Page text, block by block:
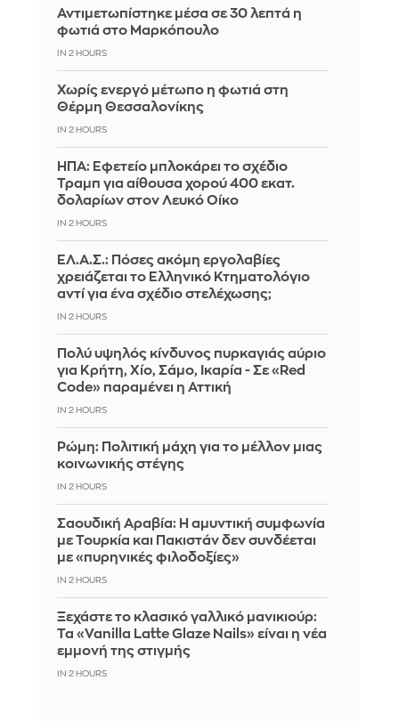
Αντιμετωπίστηκε μέσα σε 30 λεπτά η
φωτιά στο Μαρκόπουλο
IN 2 HOURS
Χωρίς ενεργό μέτωπο η φωτιά στη
Θέρμη Θεσσαλονίκης
IN 2 HOURS
ΗΠΑ: Εφετείο μπλοκάρει το σχέδιο
Τραμπ για αίθουσα χορού 400 εκατ.
δολαρίων στον Λευκό Οίκο
IN 2 HOURS
ΕΛ.Α.Σ.: Πόσες ακόμη εργολαβίες
χρειάζεται το Ελληνικό Κτηματολόγιο
αντί για ένα σχέδιο στελέχωσης;
IN 2 HOURS
Πολύ υψηλός κίνδυνος πυρκαγιάς αύριο
για Κρήτη, Χίο, Σάμο, Ικαρία - Σε «Red
Code» παραμένει η Αττική
IN 2 HOURS
Ρώμη: Πολιτική μάχη για το μέλλον μιας
κοινωνικής στέγης
IN 2 HOURS
Σαουδική Αραβία: Η αμυντική συμφωνία
με Τουρκία και Πακιστάν δεν συνδέεται
με «πυρηνικές φιλοδοξίες»
IN 2 HOURS
Ξεχάστε το κλασικό γαλλικό μανικιούρ:
Τα «Vanilla Latte Glaze Nails» είναι η νέα
εμμονή της στιγμής
IN 2 HOURS